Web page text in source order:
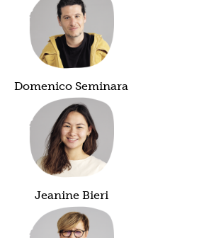
Domenico Seminara
Jeanine Bieri